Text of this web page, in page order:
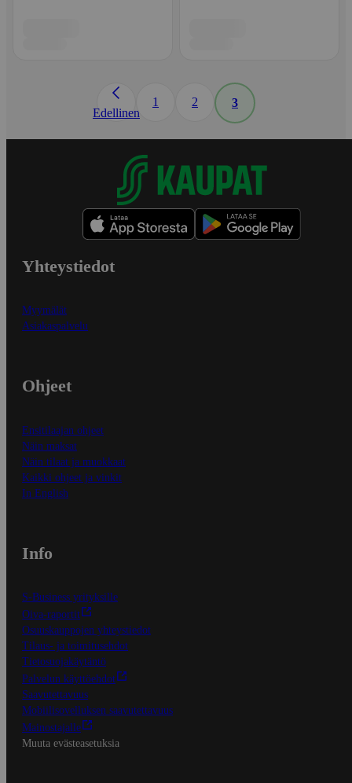
Edellinen
1 2 3
Yhteystiedot
Myymälät
Asiakaspalvelu
Ohjeet
Ensitilaajan ohjeet
Näin maksat
Näin tilaat ja muokkaat
Kaikki ohjeet ja vinkit
In English
Info
S-Business yrityksille
Oiva-raportit
Osuuskauppojen yhteystiedot
Tilaus- ja toimitusehdot
Tietosuojakäytäntö
Palvelun käyttöehdot
Saavutettavuus
Mobiilisovelluksen saavutettavuus
Mainostajalle
Muuta evästeasetuksia